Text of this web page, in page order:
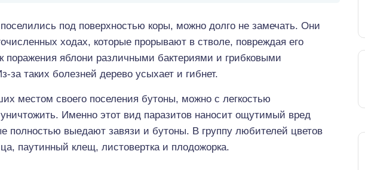
под поверхностью коры, можно долго не замечать. Они
ходах, которые прорывают в стволе, повреждая его
поражения яблони различными бактериями и грибковыми
за таких болезней дерево усыхает и гибнет.
местом своего поселения бутоны, можно с легкостью
уничтожить. Именно этот вид паразитов наносит ощутимый вред
полностью выедают завязи и бутоны. В группу любителей цветов
паутинный клещ, листовертка и плодожорка.